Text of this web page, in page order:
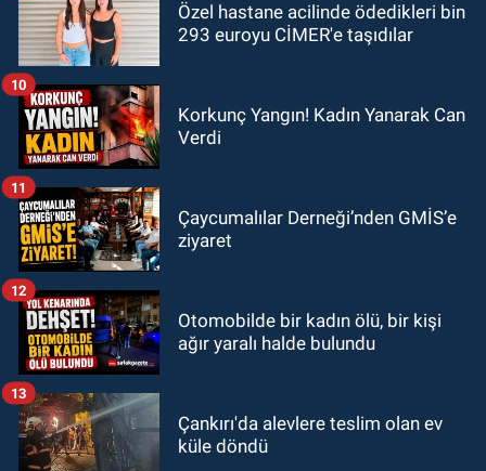
Özel hastane acilinde ödedikleri bin
293 euroyu CİMER'e taşıdılar
Korkunç Yangın! Kadın Yanarak Can
Verdi
10
Çaycumalılar Derneği’nden GMİS’e
ziyaret
11
Otomobilde bir kadın ölü, bir kişi
ağır yaralı halde bulundu
12
Çankırı'da alevlere teslim olan ev
küle döndü
13